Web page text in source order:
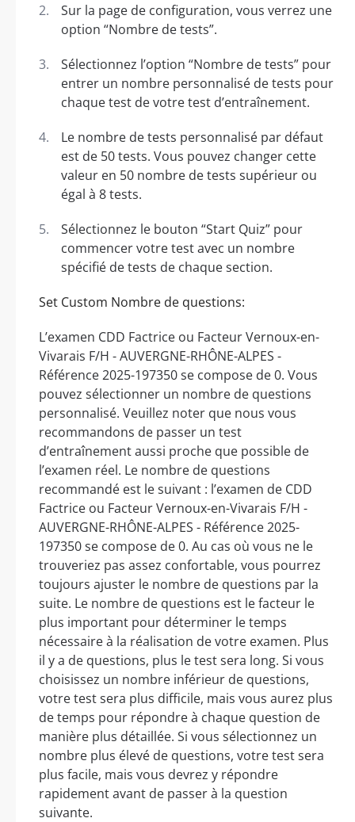
Sur la page de configuration, vous verrez une
option “Nombre de tests”.
Sélectionnez l’option “Nombre de tests” pour
entrer un nombre personnalisé de tests pour
chaque test de votre test d’entraînement.
Le nombre de tests personnalisé par défaut
est de 50 tests. Vous pouvez changer cette
valeur en 50 nombre de tests supérieur ou
égal à 8 tests.
Sélectionnez le bouton “Start Quiz” pour
commencer votre test avec un nombre
spécifié de tests de chaque section.
Set Custom Nombre de questions:
L’examen CDD Factrice ou Facteur Vernoux-en-
Vivarais F/H - AUVERGNE-RHÔNE-ALPES -
Référence 2025-197350 se compose de 0. Vous
pouvez sélectionner un nombre de questions
personnalisé. Veuillez noter que nous vous
recommandons de passer un test
d’entraînement aussi proche que possible de
l’examen réel. Le nombre de questions
recommandé est le suivant : l’examen de CDD
Factrice ou Facteur Vernoux-en-Vivarais F/H -
AUVERGNE-RHÔNE-ALPES - Référence 2025-
197350 se compose de 0. Au cas où vous ne le
trouveriez pas assez confortable, vous pourrez
toujours ajuster le nombre de questions par la
suite. Le nombre de questions est le facteur le
plus important pour déterminer le temps
nécessaire à la réalisation de votre examen. Plus
il y a de questions, plus le test sera long. Si vous
choisissez un nombre inférieur de questions,
votre test sera plus difficile, mais vous aurez plus
de temps pour répondre à chaque question de
manière plus détaillée. Si vous sélectionnez un
nombre plus élevé de questions, votre test sera
plus facile, mais vous devrez y répondre
rapidement avant de passer à la question
suivante.